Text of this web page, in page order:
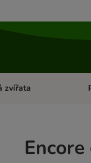
Kočky
zvířata